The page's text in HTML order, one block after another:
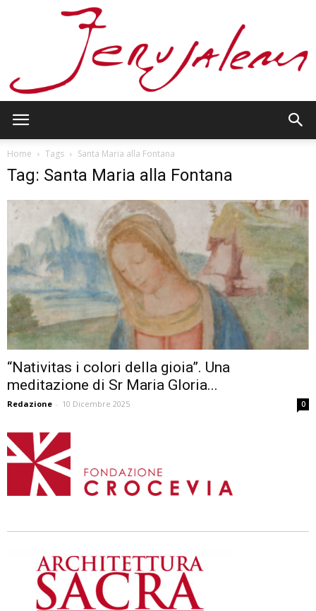
Home Tags Santa Maria alla Fontana
Tag: Santa Maria alla Fontana
“Nativitas i colori della gioia”. Una
meditazione di Sr Maria Gloria...
Redazione - 10 Dicembre 2025 0